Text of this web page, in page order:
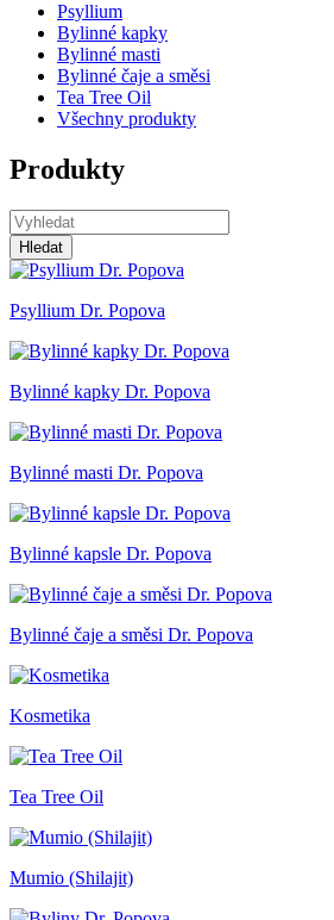
Psyllium
Bylinné kapky
Bylinné masti
Bylinné čaje a směsi
Tea Tree Oil
Všechny produkty
Produkty
Hledat
Psyllium Dr. Popova
Bylinné kapky Dr. Popova
Bylinné masti Dr. Popova
Bylinné kapsle Dr. Popova
Bylinné čaje a směsi Dr. Popova
Kosmetika
Tea Tree Oil
Mumio (Shilajit)